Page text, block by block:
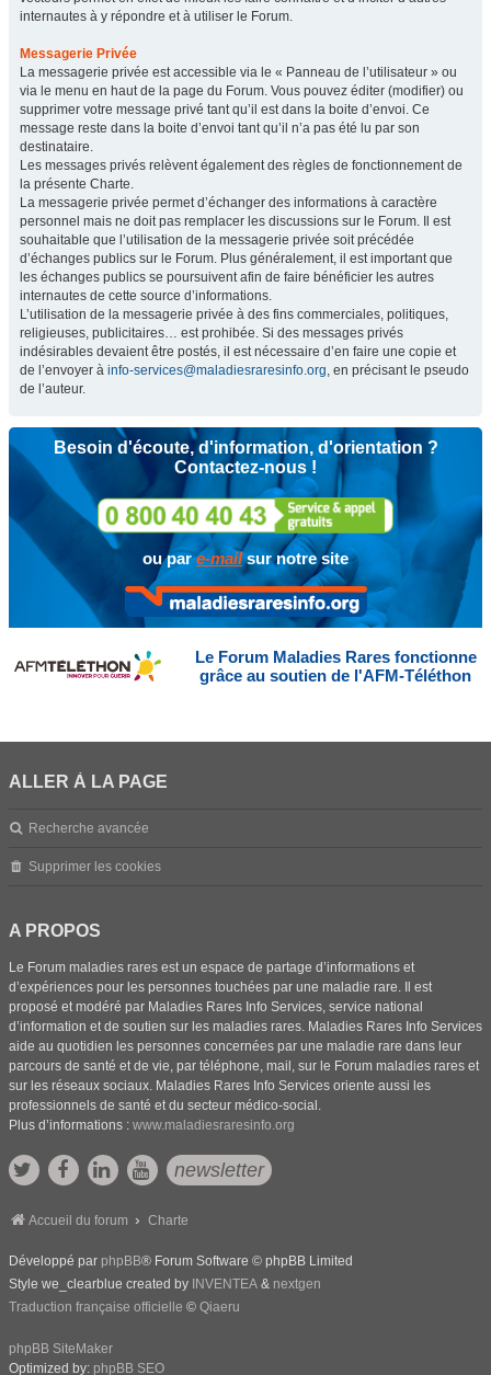
internautes à y répondre et à utiliser le Forum.
Messagerie Privée
La messagerie privée est accessible via le « Panneau de l’utilisateur » ou
via le menu en haut de la page du Forum. Vous pouvez éditer (modifier) ou
supprimer votre message privé tant qu’il est dans la boite d’envoi. Ce
message reste dans la boite d’envoi tant qu’il n’a pas été lu par son
destinataire.
Les messages privés relèvent également des règles de fonctionnement de
la présente Charte.
La messagerie privée permet d’échanger des informations à caractère
personnel mais ne doit pas remplacer les discussions sur le Forum. Il est
souhaitable que l’utilisation de la messagerie privée soit précédée
d’échanges publics sur le Forum. Plus généralement, il est important que
les échanges publics se poursuivent afin de faire bénéficier les autres
internautes de cette source d’informations.
L’utilisation de la messagerie privée à des fins commerciales, politiques,
religieuses, publicitaires… est prohibée. Si des messages privés
indésirables devaient être postés, il est nécessaire d’en faire une copie et
de l’envoyer à info-services@maladiesraresinfo.org, en précisant le pseudo
de l’auteur.
Besoin d'écoute, d'information, d'orientation ?
Contactez-nous !
ou pare-mailsur notre site
Le Forum Maladies Rares fonctionne
grâce au soutien de l'AFM-Téléthon
ALLER À LA PAGE
Recherche avancée
Supprimer les cookies
A PROPOS
Le Forum maladies rares est un espace de partage d’informations et
d’expériences pour les personnes touchées par une maladie rare. Il est
proposé et modéré par Maladies Rares Info Services, service national
d’information et de soutien sur les maladies rares. Maladies Rares Info Services
aide au quotidien les personnes concernées par une maladie rare dans leur
parcours de santé et de vie, par téléphone, mail, sur le Forum maladies rares et
sur les réseaux sociaux. Maladies Rares Info Services oriente aussi les
professionnels de santé et du secteur médico-social.
Plus d’informations : www.maladiesraresinfo.org
newsletter
Accueil du forum Charte
Développé par phpBB® Forum Software © phpBB Limited
Style we_clearblue created by INVENTEA & nextgen
Traduction française officielle © Qiaeru
phpBB SiteMaker
Optimized by: phpBB SEO